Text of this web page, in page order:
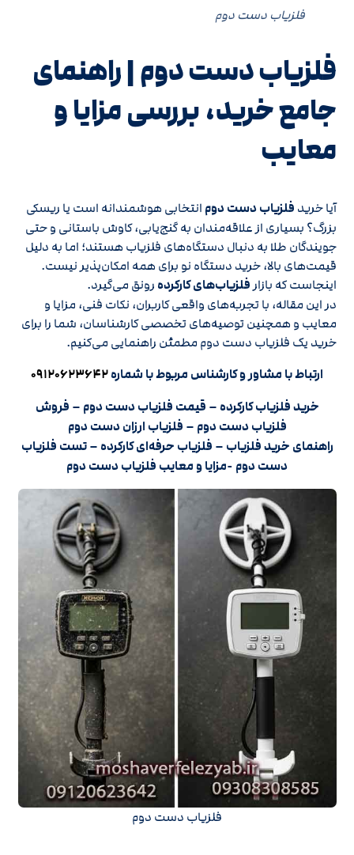
فلزیاب دست دوم
فلزیاب دست دوم | راهنمای
جامع خرید، بررسی مزایا و
معایب
آیا خرید فلزیاب دست دوم انتخابی هوشمندانه است یا ریسکی
بزرگ؟ بسیاری از علاقه‌مندان به گنج‌یابی، کاوش باستانی و حتی
جویندگان طلا به دنبال دستگاه‌های فلزیاب هستند؛ اما به دلیل
قیمت‌های بالا، خرید دستگاه نو برای همه امکان‌پذیر نیست.
اینجاست که بازار فلزیاب‌های کارکرده رونق می‌گیرد.
در این مقاله، با تجربه‌های واقعی کاربران، نکات فنی، مزایا و
معایب و همچنین توصیه‌های تخصصی کارشناسان، شما را برای
خرید یک فلزیاب دست دوم مطمئن راهنمایی می‌کنیم.
ارتباط با مشاور و کارشناس مربوط با شماره
خرید فلزیاب کارکرده – قیمت فلزیاب دست دوم – فروش
فلزیاب دست دوم – فلزیاب ارزان دست دوم
راهنمای خرید فلزیاب – فلزیاب حرفه‌ای کارکرده – تست فلزیاب
دست دوم -مزایا و معایب فلزیاب دست دوم
فلزیاب دست دوم